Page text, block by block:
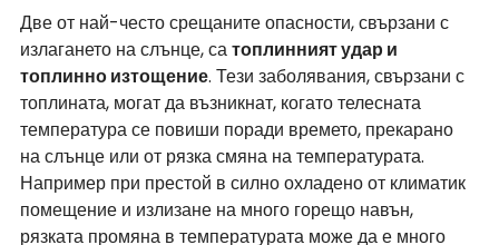
Две от най-често срещаните опасности, свързани с
излагането на слънце, са топлинният удар и
топлинно изтощение. Тези заболявания, свързани с
топлината, могат да възникнат, когато телесната
температура се повиши поради времето, прекарано
на слънце или от рязка смяна на температурата.
Например при престой в силно охладено от климатик
помещение и излизане на много горещо навън,
рязката промяна в температурата може да е много